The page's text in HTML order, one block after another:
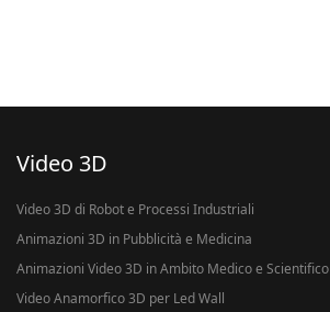
Video 3D
Video 3D di Robot e Processi Industriali
Animazioni 3D in Pubblicità e Medicina
Animazioni Video 3D in Ambito Medico e Scientifico
Video Anamorfico 3D per Led Wall